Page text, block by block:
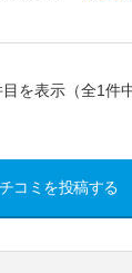
を表示（全1件中
コミを投稿する